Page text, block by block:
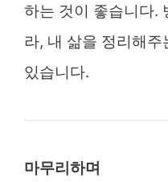
하는 것이 좋습니다.
라, 내 삶을 정리해
있습니다.
마무리하며